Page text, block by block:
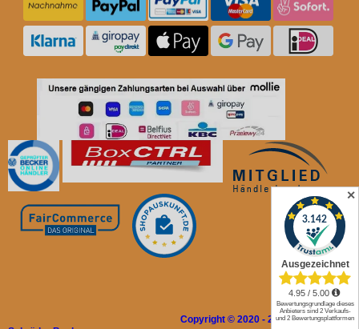
Copyright © 2020 - 2026 Rolladen
✕